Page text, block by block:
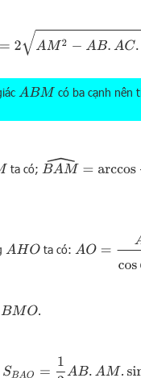
AB.AC.cosABH^
ABM có ba cạnh nên
ta có;
BAM^=
AHO ta có:
O = OA
BMO .
12 sin A M^ −12 A A